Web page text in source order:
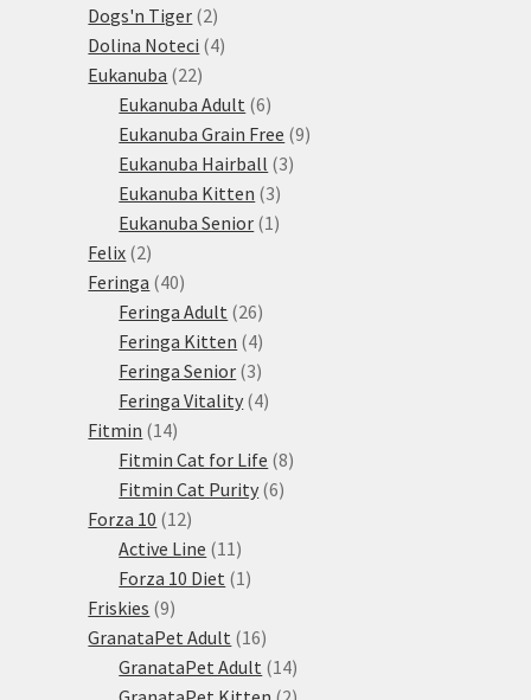
produktů
Dogs'n Tiger 22
produkty
Dolina Noteci 44
Eukanuba 2222
produktů
Eukanuba Adult 66
produktů
Eukanuba Grain Free 99
Eukanuba Hairball 33
Eukanuba Kitten 33
produkty
Eukanuba Senior 11
Felix 22
produkty
Feringa 4040
produktů
Feringa Adult 2626
produktů
Feringa Kitten 44
produkty
Feringa Senior 33
produkty
Feringa Vitality 44
Fitmin 1414
produktů
Fitmin Cat for Life 88
Fitmin Cat Purity 66
Forza 10 1212
produktů
Active Line 1111
produktů
Forza 10 Diet 11
Friskies 99
produktů
GranataPet Adult 1616
produktů
GranataPet Adult 1414